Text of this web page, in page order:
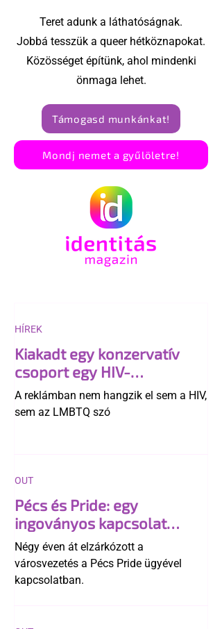
Teret adunk a láthatóságnak.
Jobbá tesszük a queer hétköznapokat.
Közösséget építünk, ahol mindenki
önmaga lehet.
Támogasd munkánkat!
Mondj nemet a gyűlöletre!
Kiakadt egy konzervatív
csoport egy HIV-
megelőzésről szóló
reklámon
A reklámban nem hangzik el sem a HIV,
sem az LMBTQ szó
HÍREK
Pécs és Pride: egy
ingoványos kapcsolat
története
Négy éven át elzárkózott a
városvezetés a Pécs Pride ügyével
kapcsolatban.
OUT